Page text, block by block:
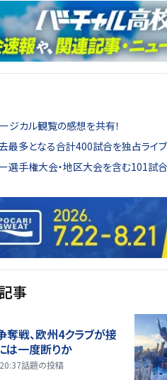
ジカル観覧の感想を共有！
最多となる合計400試合を独占ライブ
選手権大会・地区大会を含む101試合
事
戦、欧州4クラブが接
は一度断りか
話題の投稿